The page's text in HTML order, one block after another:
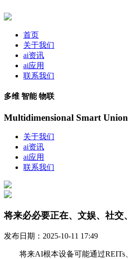
首页
关于我们
ai资讯
ai应用
联系我们
多维 智能 物联
Multidimensional Smart Union
关于我们
ai资讯
ai应用
联系我们
将来必必要正在、文娱、社交
发布日期：2025-10-11 17:49
将来AI根本设备可能通过REITs